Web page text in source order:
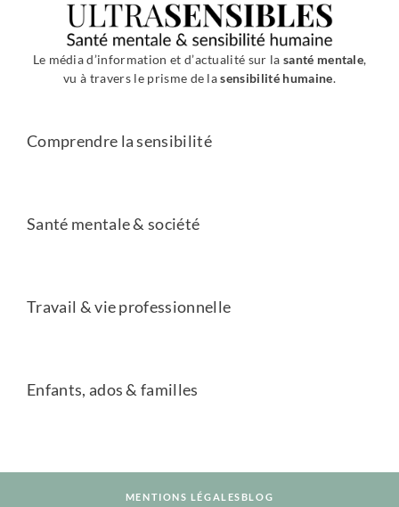
Le média d’information et d’actualité sur la santé mentale,
vu à travers le prisme de lasensibilité humaine.
Comprendre la sensibilité
Santé mentale & société
Travail & vie professionnelle
Enfants, ados & familles
MENTIONS LÉGALES BLOG